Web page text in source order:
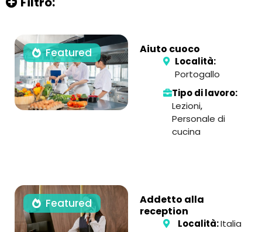
Featured Aiuto cuoco
Località:
Portogallo
Tipo di lavoro:
Lezioni,
Personale di
cucina
Featured
Addetto alla
reception
Località:Italia